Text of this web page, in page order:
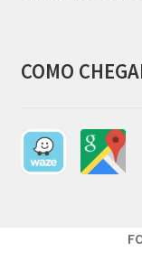
COMO